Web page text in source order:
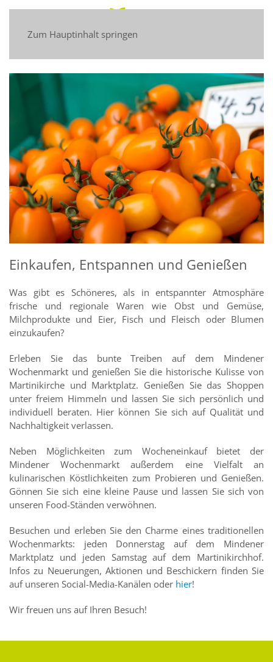
Zum Hauptinhalt springen
Einkaufen, Entspannen und Genießen
Was gibt es Schöneres, als in entspannter Atmosphäre
frische und regionale Waren wie Obst und Gemüse,
Milchprodukte und Eier, Fisch und Fleisch oder Blumen
einzukaufen?
Erleben Sie das bunte Treiben auf dem Mindener
Wochenmarkt und genießen Sie die historische Kulisse von
Martinikirche und Marktplatz. Genießen Sie das Shoppen
unter freiem Himmeln und lassen Sie sich persönlich und
individuell beraten. Hier können Sie sich auf Qualität und
Nachhaltigkeit verlassen.
Neben Möglichkeiten zum Wocheneinkauf bietet der
Mindener Wochenmarkt außerdem eine Vielfalt an
kulinarischen Köstlichkeiten zum Probieren und Genießen.
Gönnen Sie sich eine kleine Pause und lassen Sie sich von
unseren Food-Ständen verwöhnen.
Besuchen und erleben Sie den Charme eines traditionellen
Wochenmarkts: jeden Donnerstag auf dem Mindener
Marktplatz und jeden Samstag auf dem Martinikirchhof.
Infos zu Neuerungen, Aktionen und Beschickern finden Sie
auf unseren Social-Media-Kanälen oder hier!
Wir freuen uns auf Ihren Besuch!